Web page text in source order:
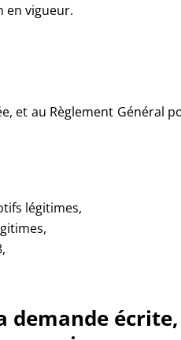
en vigueur.
et au Règlement Général
légitimes,
demande